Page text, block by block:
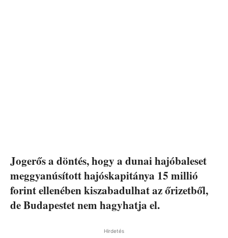
Jogerős a döntés, hogy a dunai hajóbaleset
meggyanúsított hajóskapitánya 15 millió
forint ellenében kiszabadulhat az őrizetből,
de Budapestet nem hagyhatja el.
Hirdetés